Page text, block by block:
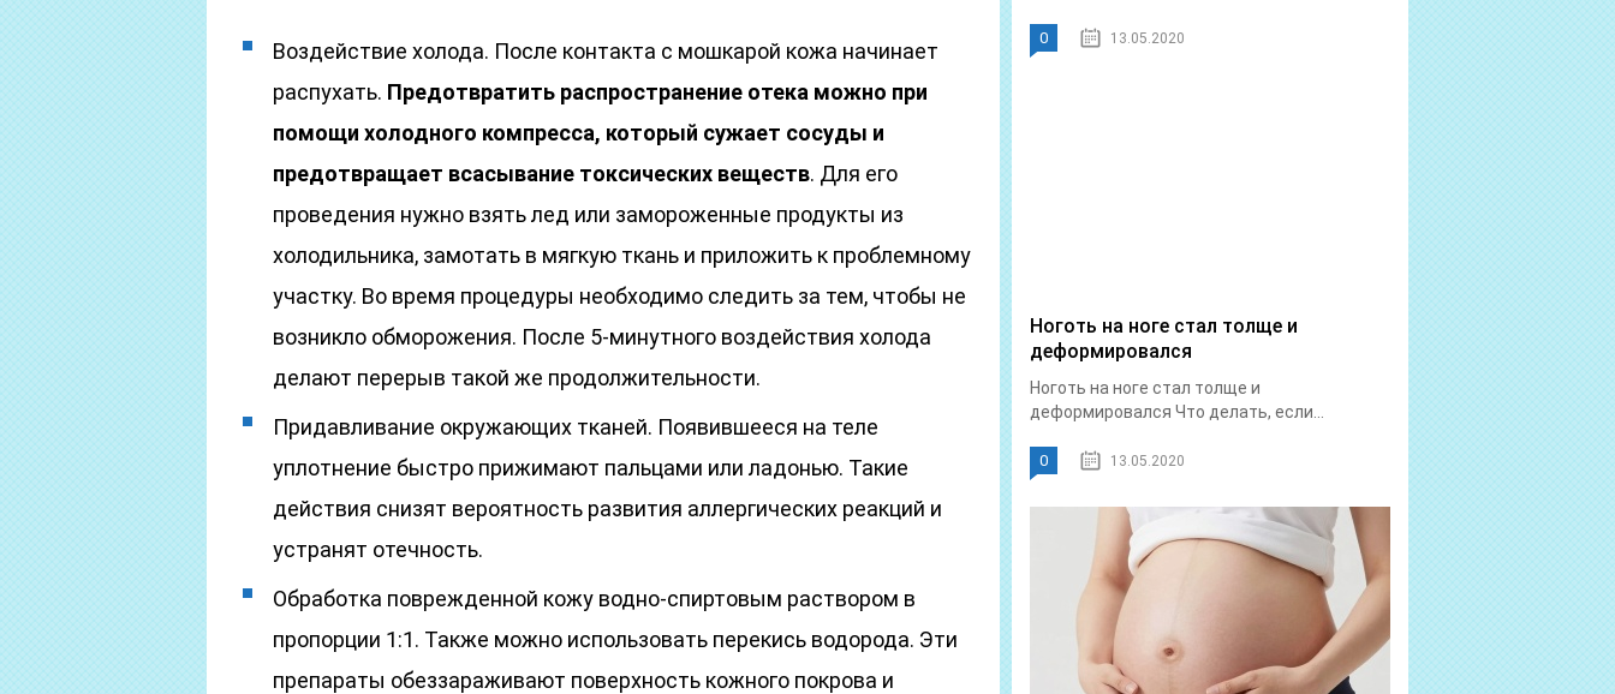
Воздействие холода. После контакта с мошкарой кожа начинает
распухать. Предотвратить распространение отека можно при
помощи холодного компресса, который сужает сосуды и
предотвращает всасывание токсических веществ. Для его
проведения нужно взять лед или замороженные продукты из
холодильника, замотать в мягкую ткань и приложить к проблемному
участку. Во время процедуры необходимо следить за тем, чтобы не
возникло обморожения. После 5-минутного воздействия холода
делают перерыв такой же продолжительности.
Придавливание окружающих тканей. Появившееся на теле
уплотнение быстро прижимают пальцами или ладонью. Такие
действия снизят вероятность развития аллергических реакций и
устранят отечность.
Обработка поврежденной кожу водно-спиртовым раствором в
пропорции 1:1. Также можно использовать перекись водорода. Эти
препараты обеззараживают поверхность кожного покрова и
0 13.05.2020
Ноготь на ноге стал толще и
деформировался
Ноготь на ноге стал толще и
деформировался Что делать, если...
0 13.05.2020